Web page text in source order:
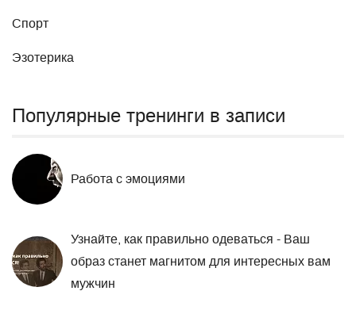
Спорт
Эзотерика
Популярные тренинги в записи
Работа с эмоциями
Узнайте, как правильно одеваться - Ваш
образ станет магнитом для интересных вам
мужчин